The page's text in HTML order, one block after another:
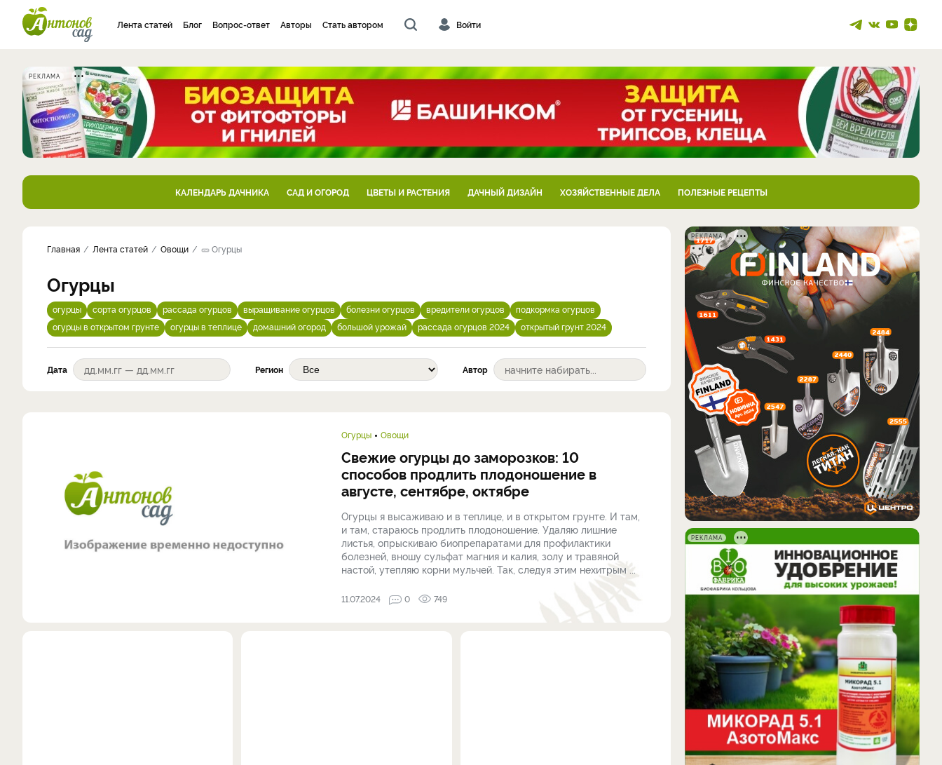
Лента статей Блог Вопрос-ответ Авторы Стать автором Войти
РЕКЛАМА
КАЛЕНДАРЬ ДАЧНИКА САД И ОГОРОД ЦВЕТЫ И РАСТЕНИЯ ДАЧНЫЙ ДИЗАЙН ХОЗЯЙСТВЕННЫЕ ДЕЛА ПОЛЕЗНЫЕ РЕЦЕПТЫ
Главная Лента статей Овощи 🥒 Огурцы
Огурцы
огурцы сорта огурцов рассада огурцов выращивание огурцов болезни огурцов вредители огурцов
подкормка огурцов
огурцы в открытом грунте
огурцы в теплице домашний огород большой урожай рассада огурцов 2024 открытый грунт 2024
Дата Регион Автор
Огурцы Овощи
Свежие огурцы до заморозков: 10
способов продлить плодоношение в
августе, сентябре, октябре
Огурцы я высаживаю и в теплице, и в открытом грунте. И там,
и там, стараюсь продлить плодоношение. Удаляю лишние
листья, опрыскиваю биопрепаратами для профилактики
болезней, вношу сульфат магния и калия, золу и травяной
настой, утепляю корни мульчей. Так, следуя этим нехитрым ...
11.07.2024 0 749
РЕКЛАМА
РЕКЛАМА